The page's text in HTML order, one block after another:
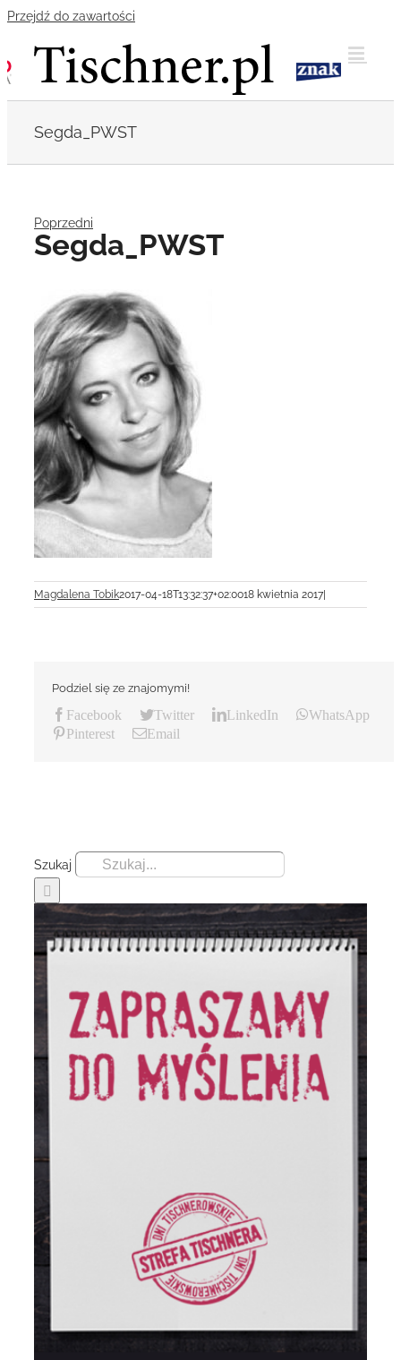
Przejdź do zawartości
Segda_PWST
Poprzedni
Segda_PWST
Magdalena Tobik2017-04-18T13:32:37+02:0018 kwietnia 2017
Podziel się ze znajomymi!
Facebook Twitter LinkedIn
WhatsApp
Pinterest
Email
Szukaj